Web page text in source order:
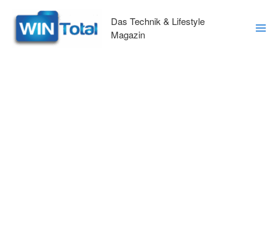
Inhalt
springen
Das Technik & Lifestyle
Magazin